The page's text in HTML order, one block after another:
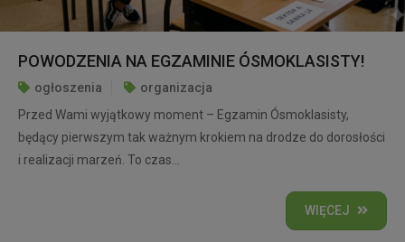
POWODZENIA NA EGZAMINIE ÓSMOKLASISTY!
ogłoszenia
organizacja
Przed Wami wyjątkowy moment – Egzamin Ósmoklasisty,
będący pierwszym tak ważnym krokiem na drodze do dorosłości
i realizacji marzeń. To czas...
WIĘCEJ